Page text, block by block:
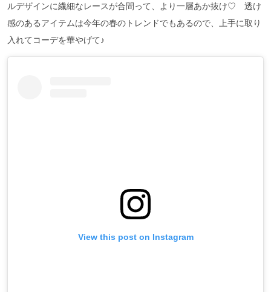
ルデザインに繊細なレースが合間って、より一層あか抜け♡ 透け
感のあるアイテムは今年の春のトレンドでもあるので、上手に取り
入れてコーデを華やげて♪
View this post on Instagram